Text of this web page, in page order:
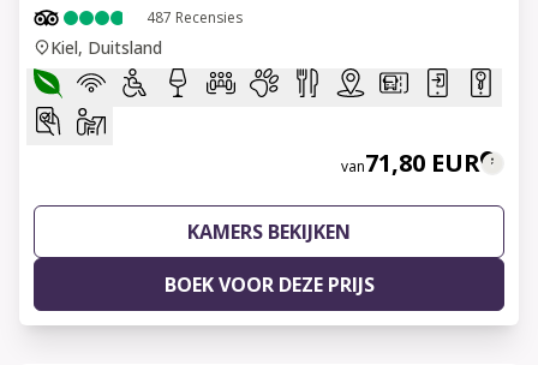
487 Recensies
Kiel, Duitsland
van71,80 EUR
KAMERS BEKIJKEN
BOEK VOOR DEZE PRIJS